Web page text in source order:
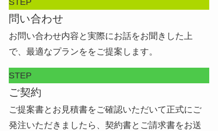
問い合わせ
お問い合わせ内容と実際にお話をお聞きした上
で、最適なプランををご提案します。
STEP
ご契約
ご提案書とお見積書をご確認いただいて正式にご
発注いただきましたら、契約書とご請求書をお送